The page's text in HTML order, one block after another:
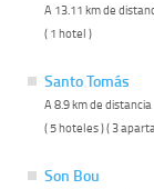
A 13.11 km de
( 1 hotel )
Santo Tomás
A 8.9 km de distancia
( 5 hoteles ) ( 3
Son Bou